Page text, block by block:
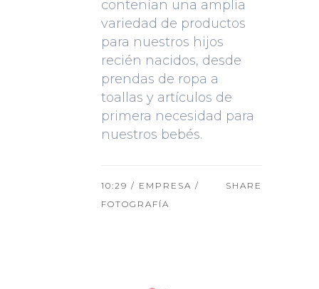
contenían una amplia
variedad de productos
para nuestros hijos
recién nacidos, desde
prendas de ropa a
toallas y artículos de
primera necesidad para
nuestros bebés.
10:29 / EMPRESA /
FOTOGRAFÍA
SHARE